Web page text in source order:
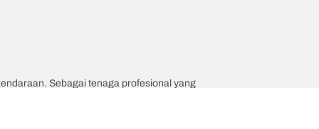
Sebagai tenaga profesional yang